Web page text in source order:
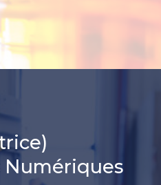
Numériques